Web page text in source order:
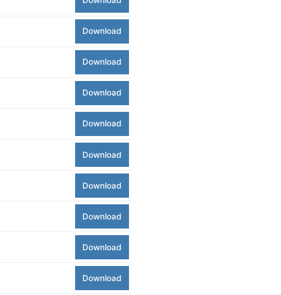
Download
Download
Download
Download
Download
Download
Download
Download
Download